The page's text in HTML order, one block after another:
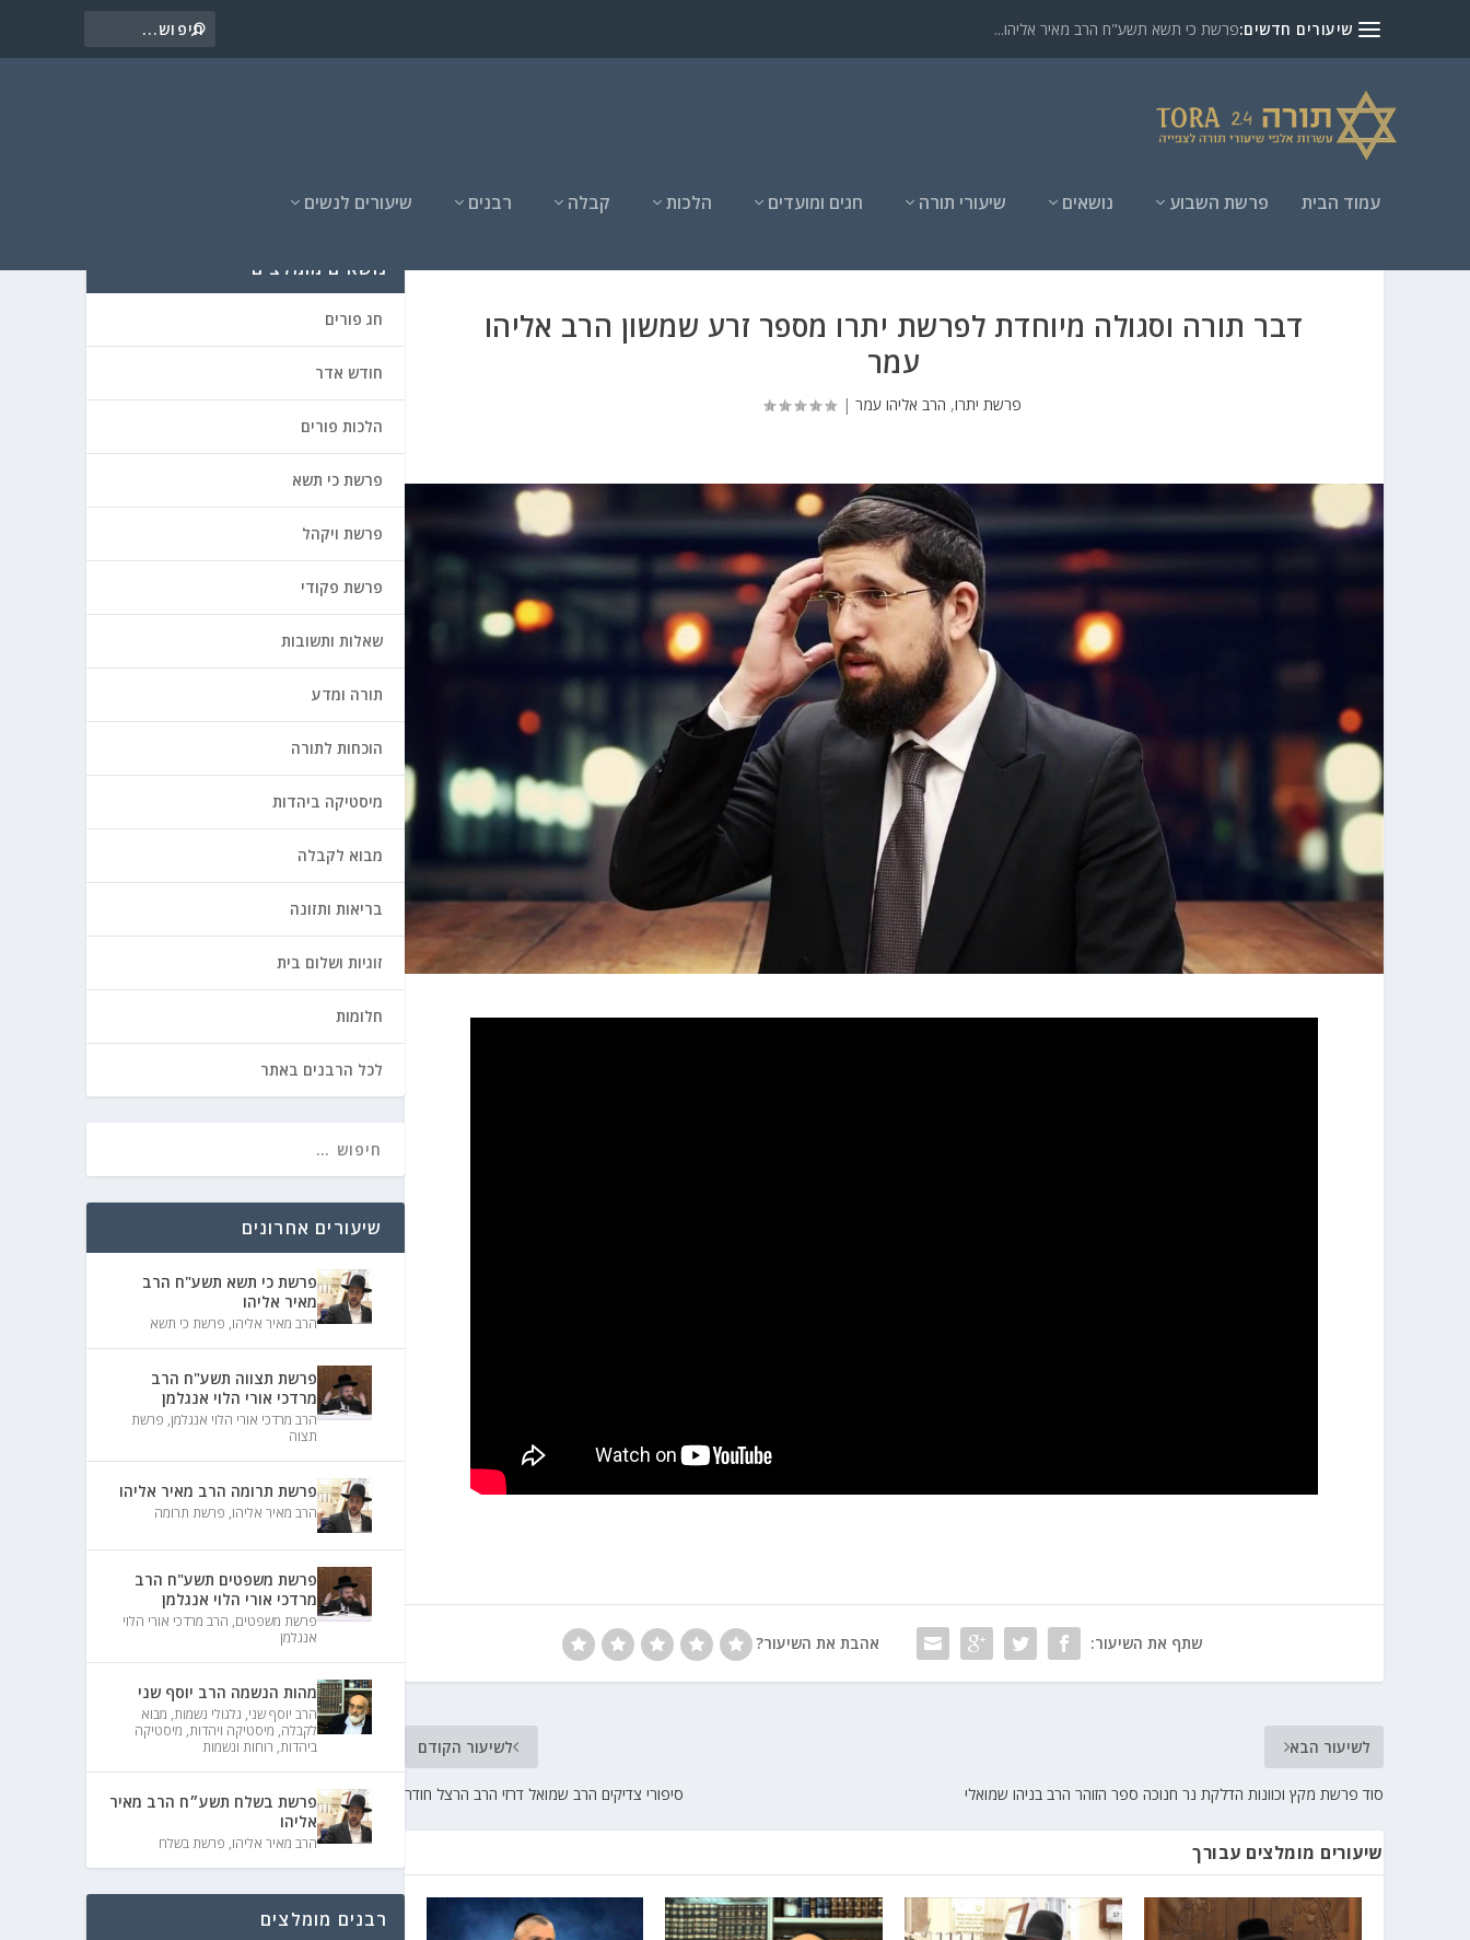
שיעורים חדשים:פרשת כי תשא תשע"ח הרב מאיר אליהו...
עמוד הבית פרשת השבוע נושאים שיעורי תורה חגים ומועדים הלכות קבלה רבנים שיעורים לנשים
דבר תורה וסגולה מיוחדת לפרשת יתרו מספר זרע שמשון הרב אליהו
עמר
פרשת יתרו, הרב אליהו עמר|
שתף את השיעור: אהבת את השיעור?
לשיעור הקודם
סיפורי צדיקים הרב שמואל דרזי הרב הרצל חודר
לשיעור הבא
סוד פרשת מקץ וכוונות הדלקת נר חנוכה ספר הזוהר הרב בניהו שמואלי
שיעורים מומלצים עבורך
נושאים מומלצים
חג פורים
חודש אדר
הלכות פורים
פרשת כי תשא
פרשת ויקהל
פרשת פקודי
שאלות ותשובות
תורה ומדע
הוכחות לתורה
מיסטיקה ביהדות
מבוא לקבלה
בריאות ותזונה
זוגיות ושלום בית
חלומות
לכל הרבנים באתר
שיעורים אחרונים
פרשת כי תשא תשע"ח הרב
מאיר אליהו
הרב מאיר אליהו, פרשת כי תשא
פרשת תצווה תשע"ח הרב
מרדכי אורי הלוי אנגלמן
הרב מרדכי אורי הלוי אנגלמן, פרשת
תצוה
פרשת תרומה הרב מאיר אליהו
הרב מאיר אליהו, פרשת תרומה
פרשת משפטים תשע"ח הרב
מרדכי אורי הלוי אנגלמן
פרשת משפטים, הרב מרדכי אורי הלוי
אנגלמן
מהות הנשמה הרב יוסף שני
הרב יוסף שני, גלגולי נשמות, מבוא
לקבלה, מיסטיקה ויהדות, מיסטיקה
ביהדות, רוחות ונשמות
פרשת בשלח תשע״ח הרב מאיר
אליהו
הרב מאיר אליהו, פרשת בשלח
רבנים מומלצים